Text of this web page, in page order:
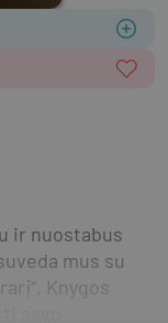
ir nuostabus
mus su
Knygos